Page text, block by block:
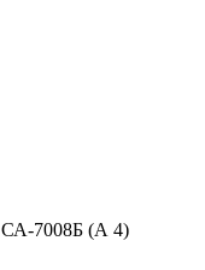
СА-7008Б (А 4)